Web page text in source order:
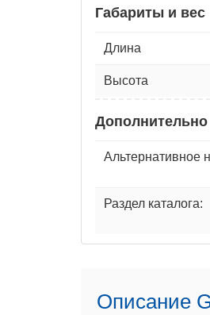
Габариты и вес
Длина
Высота
Дополнительно
Альтернативное
Раздел каталога:
Описание